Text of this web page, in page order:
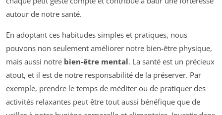
autour de notre santé.
En adoptant ces habitudes simples et pratiques, nous
pouvons non seulement améliorer notre bien-être physique,
mais aussi notre bien-être mental. La santé est un précieux
atout, et il est de notre responsabilité de la préserver. Par
exemple, prendre le temps de méditer ou de pratiquer des
activités relaxantes peut être tout aussi bénéfique que de